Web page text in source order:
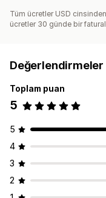
Tüm ücretler USD cinsinden
ücretler 30 günde bir
Değerlendirmeler
Toplam puan
5
5
4
3
2